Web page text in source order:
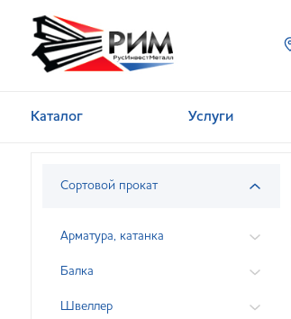
Каталог Услуги
Сортовой прокат
Арматура, катанка
Балка
Швеллер